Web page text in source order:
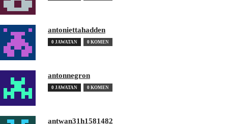
antoniettahadden
0 JAWATAN 0 KOMEN
antonnegron
0 JAWATAN 0 KOMEN
antwan31h1581482